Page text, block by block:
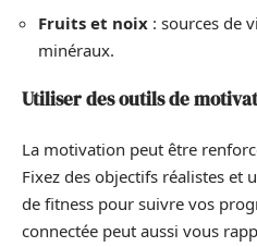
Fruits et noix : sources de
minéraux.
Utiliser des outils de
La motivation peut être
Fixez des objectifs réalistes et
de fitness pour suivre vos
connectée peut aussi vous